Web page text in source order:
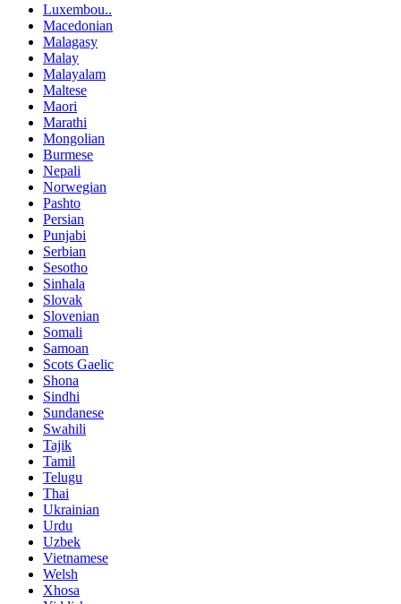
Luxembou..
Macedonian
Malagasy
Malay
Malayalam
Maltese
Maori
Marathi
Mongolian
Burmese
Nepali
Norwegian
Pashto
Persian
Punjabi
Serbian
Sesotho
Sinhala
Slovak
Slovenian
Somali
Samoan
Scots Gaelic
Shona
Sindhi
Sundanese
Swahili
Tajik
Tamil
Telugu
Thai
Ukrainian
Urdu
Uzbek
Vietnamese
Welsh
Xhosa